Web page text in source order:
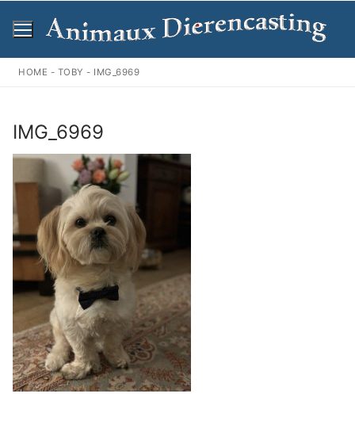
naar
inhoud
HOME - TOBY - IMG_6969
IMG_6969